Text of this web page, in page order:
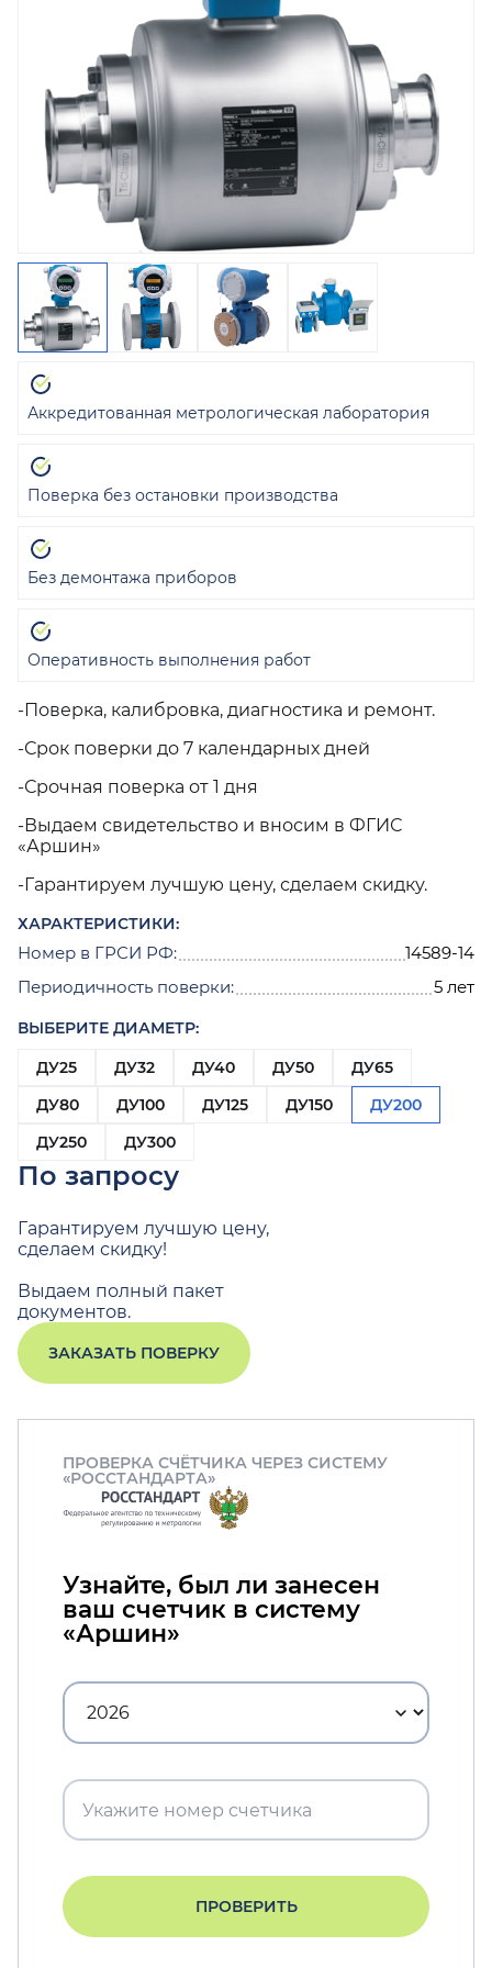
-Поверка, калибровка, диагностика и ремонт.
-Срок поверки до 7 календарных дней
-Срочная поверка от 1 дня
-Выдаем свидетельство и вносим в ФГИС
«Аршин»
-Гарантируем лучшую цену, сделаем скидку.
ХАРАКТЕРИСТИКИ:
Номер в ГРСИ РФ:
14589-14
Периодичность поверки:
5 лет
ВЫБЕРИТЕ ДИАМЕТР:
ДУ25
ДУ32 ДУ40 ДУ50
ДУ65
ДУ80
ДУ100 ДУ125 ДУ150
ДУ200
ДУ250
ДУ300
По запросу
Гарантируем лучшую цену,
сделаем скидку!
Выдаем полный пакет
документов.
ЗАКАЗАТЬ ПОВЕРКУ
Аккредитованная метрологическая лаборатория
Поверка без остановки производства
Без демонтажа приборов
Оперативность выполнения работ
ПРОВЕРКА СЧЁТЧИКА ЧЕРЕЗ СИСТЕМУ
«РОССТАНДАРТА»
Узнайте, был ли занесен
ваш счетчик в систему
«Аршин»
ПРОВЕРИТЬ